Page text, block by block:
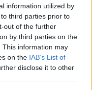
information utilized by
third parties prior to
out of the further
by third parties on the
This information may
on the IAB’s List of
disclose it to other